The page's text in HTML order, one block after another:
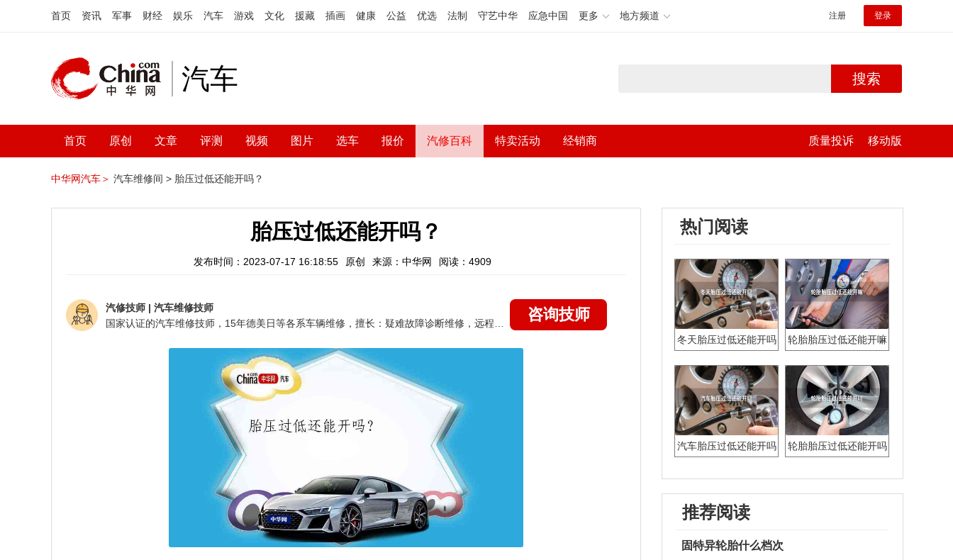
首页 资讯 军事 财经 娱乐 汽车 游戏 文化 援藏 插画 健康 公益 优选 法制 守艺中华 应急中国 更多 地方频道 注册 登录
汽车 搜索
首页 原创 文章 评测 视频 图片 选车 报价 汽修百科 特卖活动 经销商 质量投诉 移动版
中华网汽车＞ 汽车维修间 > 胎压过低还能开吗？
胎压过低还能开吗？
发布时间：2023-07-17 16:18:55 原创 来源：中华网 阅读：4909
汽修技师 | 汽车维修技师
咨询技师
热门阅读
冬天胎压过低还能开吗 轮胎胎压过低还能开嘛
汽车胎压过低还能开吗 轮胎胎压过低还能开吗
推荐阅读
固特异轮胎什么档次